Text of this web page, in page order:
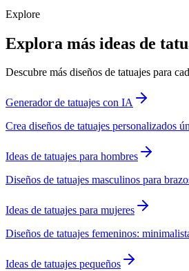
Explore
Explora más ideas de
Descubre más diseños de tatuajes para
Generador de tatuajes con IA
Crea diseños de tatuajes personalizados
Ideas de tatuajes para hombres
Diseños de tatuajes masculinos para
Ideas de tatuajes para mujeres
Diseños de tatuajes femeninos:
Ideas de tatuajes pequeños